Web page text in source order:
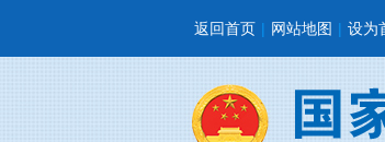
返回首页 | 网站地图 | 设为